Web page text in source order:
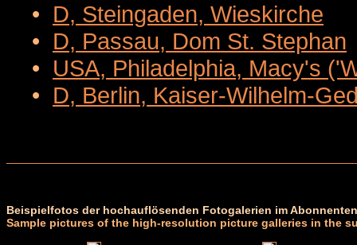
• D, Steingaden, Wieskirche
• D, Passau, Dom St. Stephan
• USA, Philadelphia, Macy's
• D, Berlin, Kaiser-Wilhelm-
Beispielfotos der hochauflösenden Fotogalerien im
Sample pictures of the high-resolution picture galleries in the